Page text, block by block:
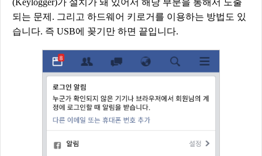
되는 문제. 그리고 하드웨어 키로거를 이용하는 방법도 있
습니다. 즉 USB에 꽂기만 하면 끝입니다.